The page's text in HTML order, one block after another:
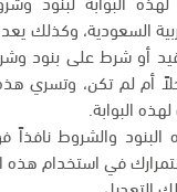
السعودية، وكذلك
أو شرط على بنود
لم تكن، وتسري هذه
البوابة.
والشروط نافذاً
في استخدام هذه